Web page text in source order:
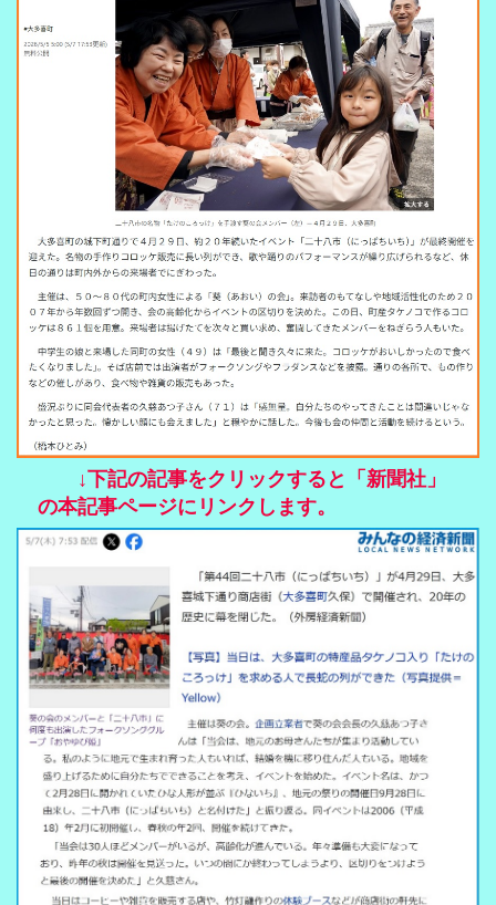
↓下記の記事をクリックすると「新聞社」
の本記事ページにリンクします。